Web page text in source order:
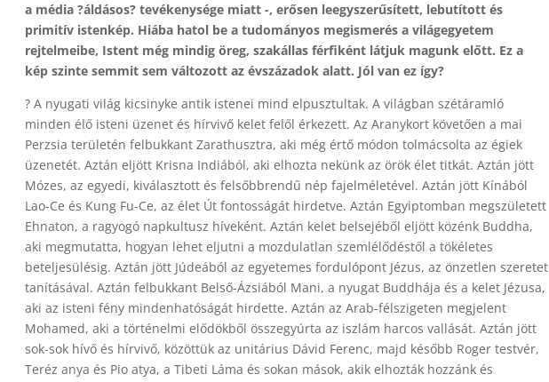
a média ?áldásos? tevékenysége miatt -, erősen leegyszerűsített, lebutított és
primitív istenkép. Hiába hatol be a tudományos megismerés a világegyetem
rejtelmeibe, Istent még mindig öreg, szakállas férfiként látjuk magunk előtt. Ez a
kép szinte semmit sem változott az évszázadok alatt. Jól van ez így?
? A nyugati világ kicsinyke antik istenei mind elpusztultak. A világban szétáramló
minden élő isteni üzenet és hírvivő kelet felől érkezett. Az Aranykort követően a mai
Perzsia területén felbukkant Zarathusztra, aki még értő módon tolmácsolta az égiek
üzenetét. Aztán eljött Krisna Indiából, aki elhozta nekünk az örök élet titkát. Aztán jött
Mózes, az egyedi, kiválasztott és felsőbbrendű nép fajelméletével. Aztán jött Kínából
Lao-Ce és Kung Fu-Ce, az élet Út fontosságát hirdetve. Aztán Egyiptomban megszületett
Ehnaton, a ragyogó napkultusz híveként. Aztán kelet belsejéből eljött közénk Buddha,
aki megmutatta, hogyan lehet eljutni a mozdulatlan szemlélődéstől a tökéletes
beteljesülésig. Aztán jött Júdeából az egyetemes fordulópont Jézus, az önzetlen szeretet
tanításával. Aztán felbukkant Belső-Ázsiából Mani, a nyugat Buddhája és a kelet Jézusa,
aki az isteni fény mindenhatóságát hirdette. Aztán az Arab-félszigeten megjelent
Mohamed, aki a történelmi elődökből összegyúrta az iszlám harcos vallását. Aztán jött
sok-sok hívő és hírvivő, közöttük az unitárius Dávid Ferenc, majd később Roger testvér,
Teréz anya és Pio atya, a Tibeti Láma és sokan mások, akik elhozták hozzánk és